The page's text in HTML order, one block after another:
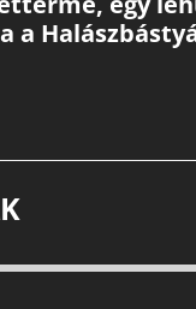
a